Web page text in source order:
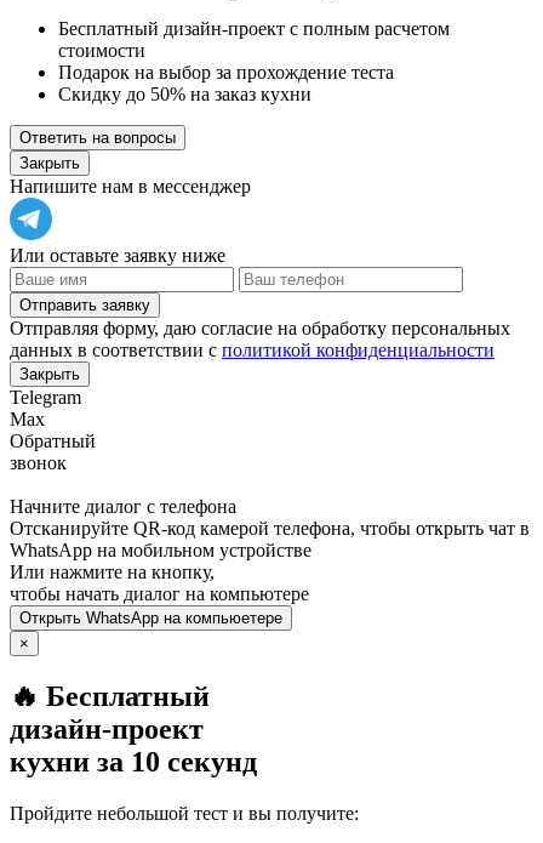
Бесплатный дизайн-проект с полным расчетом
стоимости
Подарок на выбор за прохождение теста
Скидку до 50% на заказ кухни
Ответить на вопросы
Закрыть
Напишите нам в мессенджер
Или оставьте заявку ниже
Отправить заявку
Отправляя форму, даю согласие на обработку персональных
данных в соответствии с политикой конфиденциальности
Закрыть
Telegram
Max
Обратный
звонок
Начните диалог с телефона
Отсканируйте QR-код камерой телефона, чтобы открыть чат в
WhatsApp на мобильном устройстве
Или нажмите на кнопку,
чтобы начать диалог на компьютере
Открыть WhatsApp на компьюетере
×
🔥 Бесплатный
дизайн-проект
кухни за 10 секунд
Пройдите небольшой тест и вы получите: